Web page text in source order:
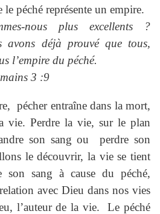
péché représente un empire.
nous plus excellents ?
avons déjà prouvé que tous,
l’empire du péché.
3 :9
pécher entraîne dans la mort,
vie. Perdre la vie, sur le plan
son sang ou perdre son
le découvrir, la vie se tient
son sang à cause du péché,
avec Dieu dans nos vies
l’auteur de la vie. Le péché